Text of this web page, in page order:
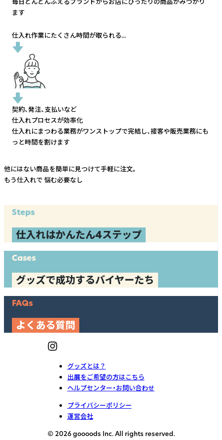
ます
仕入れ作業にたくさん時間が取られる...
契約、発注、支払いなど
仕入れプロセスが効率化
仕入れにまつわる業務がワンストップで完結し、接客や販売業務にも
っと時間を割けます
他にはない商品を簡単に見つけて手軽に注文。
もう仕入れで 悩む必要なし
Steps
仕入れはかんたん4ステップ
Cases
グッズで成功するバイヤーたち
FAQs
よくある質問
グッズとは？
出展をご希望の方はこちら
ヘルプセンター・お問い合わせ
プライバシーポリシー
運営会社
© 2026 goooods Inc. All rights reserved.